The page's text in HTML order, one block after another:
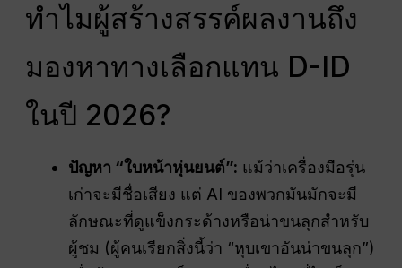
ทำไมผู้สร้างสรรค์ผลงานถึง
มองหาทางเลือกแทน D-ID
ในปี 2026?
ปัญหา “ใบหน้าหุ่นยนต์”: แม้ว่าเครื่องมือรุ่น
เก่าจะมีชื่อเสียง แต่ AI ของพวกมันมักจะมี
ลักษณะที่ดูแข็งกระด้างหรือน่าขนลุกสำหรับ
ผู้ชม (ผู้คนเรียกสิ่งนี้ว่า “หุบเขาอันน่าขนลุก”)